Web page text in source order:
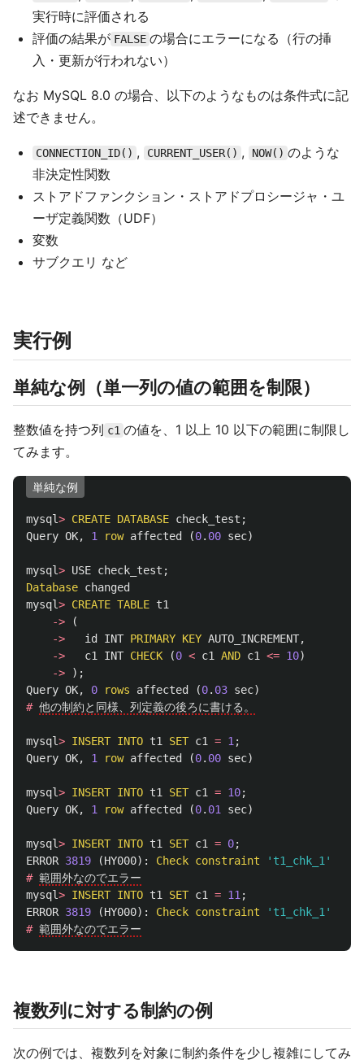
実行時に評価される
評価の結果が FALSE の場合にエラーになる（行の挿
入・更新が行われない）
なお MySQL 8.0 の場合、以下のようなものは条件式に記
述できません。
CONNECTION_ID() , CURRENT_USER() , NOW() のような
非決定性関数
ストアドファンクション・ストアドプロシージャ・ユ
ーザ定義関数（UDF）
変数
サブクエリ など
実行例
単純な例（単一列の値の範囲を制限）
整数値を持つ列 c1 の値を、1 以上 10 以下の範囲に制限し
てみます。
単純な例
mysql> CREATE DATABASE check_test ;
Query OK, 1 row affected (0. 00 sec)
mysql> USE check_test ;
Database changed
mysql> CREATE TABLE t1
->
(
->
id INT PRIMARY KEY AUTO_INCREMENT,
->
c1 INT CHECK (0 < c1 AND c1 <= 10)
->
);
Query OK, 0 rows affected (0. 03 sec)
# 他の制約と同様、列定義の後ろに書ける。
mysql> INSERT INTO t1 SET c1 = 1 ;
Query OK, 1 row affected (0. 00 sec)
mysql> INSERT INTO t1 SET c1 = 10;
Query OK, 1 row affected (0. 01 sec)
mysql> INSERT INTO t1 SET c1 = 0;
ERROR 3819 (HY000): Check constraint 't1_chk_1'
# 範囲外なのでエラー
mysql> INSERT INTO t1 SET c1 = 11 ;
ERROR 3819 (HY000): Check constraint 't1_chk_1'
# 範囲外なのでエラー
複数列に対する制約の例
次の例では、複数列を対象に制約条件を少し複雑にしてみ